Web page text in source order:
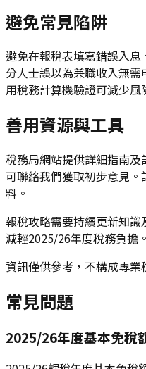
避免常見陷阱
避免在報稅表填寫錯誤入
分人士誤以為兼職收入無
用稅務計算機驗證可減少風
善用資源與工具
稅務局網站提供詳細指南
可聯絡我們獲取初步意見
料。
報稅攻略需要持續更新知
減輕2025/26年度稅務負擔。
資訊僅供參考，不構成專業
常見問題
2025/26年度基本免稅